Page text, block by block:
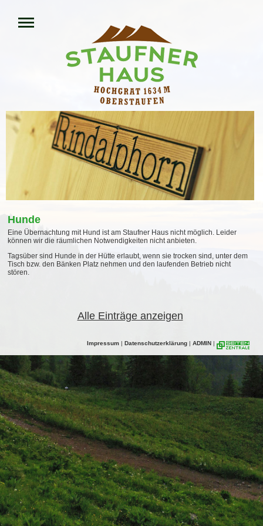
Hunde
Eine Übernachtung mit Hund ist am Staufner Haus nicht möglich. Leider
können wir die räumlichen Notwendigkeiten nicht anbieten.
Tagsüber sind Hunde in der Hütte erlaubt, wenn sie trocken sind, unter dem
Tisch bzw. den Bänken Platz nehmen und den laufenden Betrieb nicht
stören.
Alle Einträge anzeigen
Impressum | Datenschutzerklärung | ADMIN |